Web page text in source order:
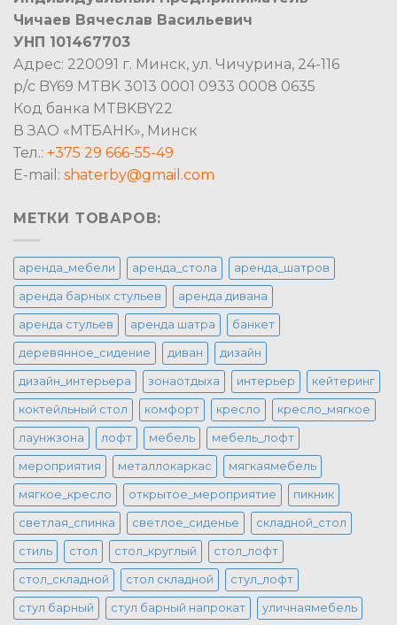
Чичаев Вячеслав Васильевич
УНП 101467703
Адрес: 220091 г. Минск, ул. Чичурина, 24-116
р/с BY69 MTBK 3013 0001 0933 0008 0635
Код банка MTBKBY22
В ЗАО «МТБАНК», Минск
Тел.: +375 29 666-55-49
E-mail: shaterby@gmail.com
МЕТКИ ТОВАРОВ:
аренда_мебели аренда_стола аренда_шатров
аренда барных стульев аренда дивана
аренда стульев аренда шатра банкет
деревянное_сидение диван дизайн
дизайн_интерьера зонаотдыха интерьер кейтеринг
коктейльный стол комфорт кресло кресло_мягкое
лаунжзона лофт мебель мебель_лофт
мероприятия металлокаркас мягкаямебель
мягкое_кресло открытое_мероприятие пикник
светлая_спинка светлое_сиденье складной_стол
стиль стол стол_круглый стол_лофт
стол_складной стол складной стул_лофт
стул барный стул барный напрокат уличнаямебель